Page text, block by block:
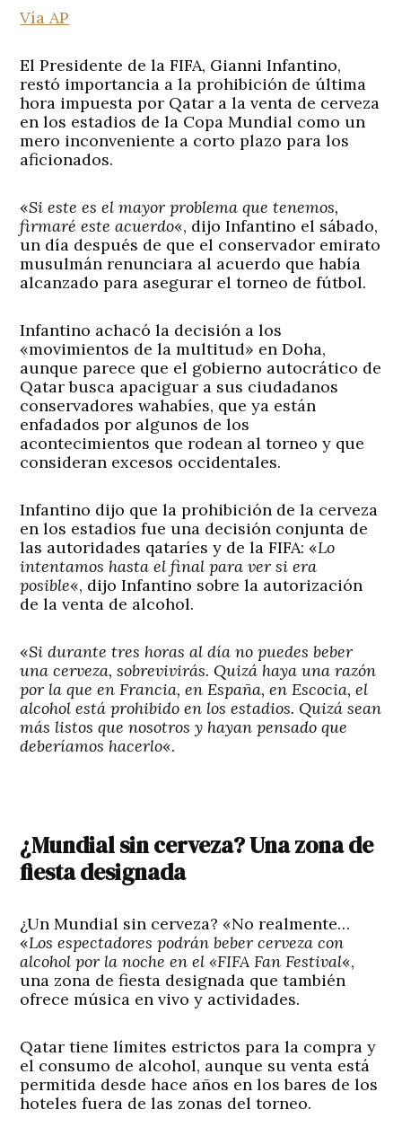
Vía AP
El Presidente de la FIFA, Gianni Infantino,
restó importancia a la prohibición de última
hora impuesta por Qatar a la venta de cerveza
en los estadios de la Copa Mundial como un
mero inconveniente a corto plazo para los
aficionados.
«Si este es el mayor problema que tenemos,
firmaré este acuerdo«, dijo Infantino el sábado,
un día después de que el conservador emirato
musulmán renunciara al acuerdo que había
alcanzado para asegurar el torneo de fútbol.
Infantino achacó la decisión a los
«movimientos de la multitud» en Doha,
aunque parece que el gobierno autocrático de
Qatar busca apaciguar a sus ciudadanos
conservadores wahabíes, que ya están
enfadados por algunos de los
acontecimientos que rodean al torneo y que
consideran excesos occidentales.
Infantino dijo que la prohibición de la cerveza
en los estadios fue una decisión conjunta de
las autoridades qataríes y de la FIFA: «Lo
intentamos hasta el final para ver si era
posible«, dijo Infantino sobre la autorización
de la venta de alcohol.
«Si durante tres horas al día no puedes beber
una cerveza, sobrevivirás. Quizá haya una razón
por la que en Francia, en España, en Escocia, el
alcohol está prohibido en los estadios. Quizá sean
más listos que nosotros y hayan pensado que
deberíamos hacerlo«.
¿Mundial sin cerveza? Una zona de
fiesta designada
¿Un Mundial sin cerveza? «No realmente…
«Los espectadores podrán beber cerveza con
alcohol por la noche en el «FIFA Fan Festival«,
una zona de fiesta designada que también
ofrece música en vivo y actividades.
Qatar tiene límites estrictos para la compra y
el consumo de alcohol, aunque su venta está
permitida desde hace años en los bares de los
hoteles fuera de las zonas del torneo.